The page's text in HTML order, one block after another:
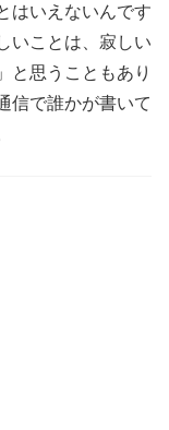
はいえないんです
いことは、寂しい
と思うこともあり
信で誰かが書いて